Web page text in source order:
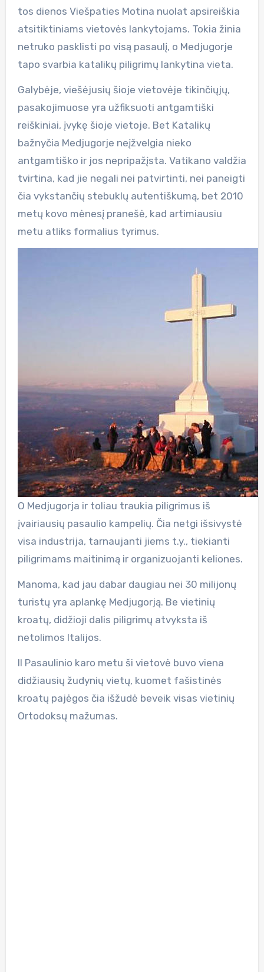
tos dienos Viešpaties Motina nuolat apsireiškia
atsitiktiniams vietovės lankytojams. Tokia žinia
netruko pasklisti po visą pasaulį, o Medjugorje
tapo svarbia katalikų piligrimų lankytina vieta.
Galybėje, viešėjusių šioje vietovėje tikinčiųjų,
pasakojimuose yra užfiksuoti antgamtiški
reiškiniai, įvykę šioje vietoje. Bet Katalikų
bažnyčia Medjugorje neįžvelgia nieko
antgamtiško ir jos nepripažįsta. Vatikano valdžia
tvirtina, kad jie negali nei patvirtinti, nei paneigti
čia vykstančių stebuklų autentiškumą, bet 2010
metų kovo mėnesį pranešė, kad artimiausiu
metu atliks formalius tyrimus.
O Medjugorja ir toliau traukia piligrimus iš
įvairiausių pasaulio kampelių. Čia netgi išsivystė
visa industrija, tarnaujanti jiems t.y., tiekianti
piligrimams maitinimą ir organizuojanti keliones.
Manoma, kad jau dabar daugiau nei 30 milijonų
turistų yra aplankę Medjugorją. Be vietinių
kroatų, didžioji dalis piligrimų atvyksta iš
netolimos Italijos.
II Pasaulinio karo metu ši vietovė buvo viena
didžiausių žudynių vietų, kuomet fašistinės
kroatų pajėgos čia išžudė beveik visas vietinių
Ortodoksų mažumas.